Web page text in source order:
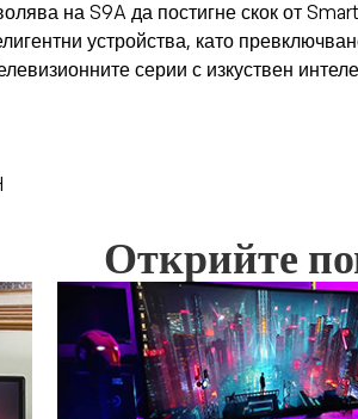
на S9A да постигне скок от
устройства, като
серии с изкуствен
Открийте